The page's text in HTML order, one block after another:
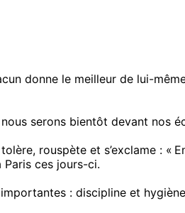
donne le meilleur de lui-
serons bientôt devant nos
rouspète et s’exclame : «
ces jours-ci.
: discipline et